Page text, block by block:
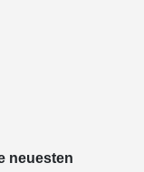
neuesten